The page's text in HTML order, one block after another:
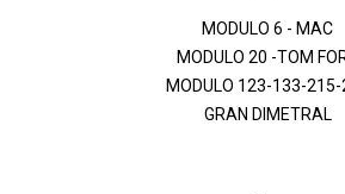
MODULO 6 - MAC
MODULO 20 -TOM
MODULO 123-133-
GRAN DIMETRAL